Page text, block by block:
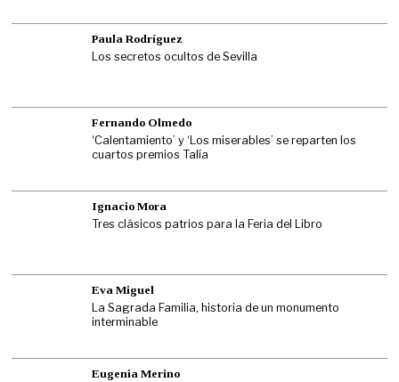
Paula Rodríguez
Los secretos ocultos de Sevilla
Fernando Olmedo
‘Calentamiento’ y ‘Los miserables’ se reparten los
cuartos premios Talía
Ignacio Mora
Tres clásicos patrios para la Feria del Libro
Eva Miguel
La Sagrada Familia, historia de un monumento
interminable
Eugenia Merino